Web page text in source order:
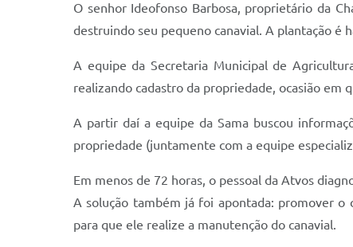
O senhor Ideofonso Barbosa, proprietário da
destruindo seu pequeno canavial. A plantação é
A equipe da Secretaria Municipal de
realizando cadastro da propriedade, ocasião em
A partir daí a equipe da Sama buscou
propriedade (juntamente com a equipe
Em menos de 72 horas, o pessoal da Atvos
A solução também já foi apontada: promover o
para que ele realize a manutenção do canavial.